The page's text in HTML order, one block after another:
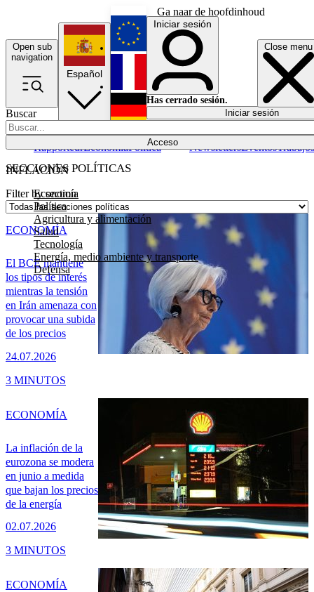
Ga naar de hoofdinhoud
Open sub
navigation
Close menu
Buscar
Acceso
SECCIONES POLÍTICAS
Economía
Política
Agricultura y alimentación
Salud
Tecnología
Energía, medio ambiente y transporte
Defensa
RapporteurEconomíaPolítica NewslettersEventosTrabajos
Español
English
Français
Iniciar sesión
Has cerrado sesión.
Iniciar sesión
INFLACIÓN
Filter by section
El BCE mantiene
los tipos de interés
mientras la tensión
en Irán amenaza con
provocar una subida
de los precios
24.07.2026
ECONOMÍA
3 MINUTOS
La inflación de la
eurozona se modera
en junio a medida
que bajan los precios
de la energía
02.07.2026
ECONOMÍA
3 MINUTOS
ECONOMÍA